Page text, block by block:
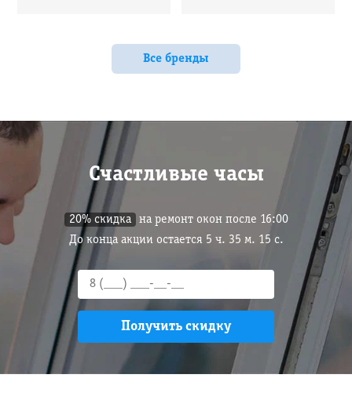
Все бренды
Счастливые часы
20% скидка
на ремонт окон после 16:00
До конца акции остается 5 ч. 35 м. 14 с.